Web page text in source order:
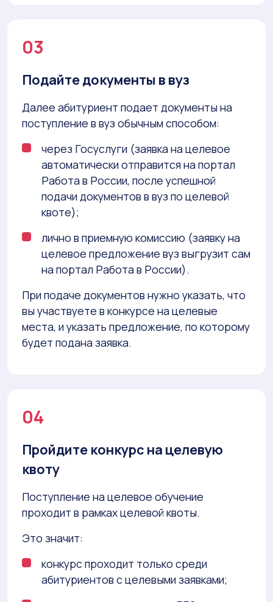
03
Подайте документы в вуз
Далее абитуриент подает документы на
поступление в вуз обычным способом:
через Госуслуги (заявка на целевое
автоматически отправится на портал
Работа в России, после успешной
подачи документов в вуз по целевой
квоте);
лично в приемную комиссию (заявку на
целевое предложение вуз выгрузит сам
на портал Работа в России).
При подаче документов нужно указать, что
вы участвуете в конкурсе на целевые
места, и указать предложение, по которому
будет подана заявка.
04
Пройдите конкурс на целевую
квоту
Поступление на целевое обучение
проходит в рамках целевой квоты.
Это значит:
конкурс проходит только среди
абитуриентов с целевыми заявками;